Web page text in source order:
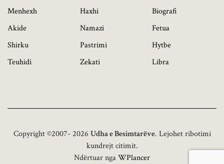
Menhexh
Akide
Shirku
Teuhidi
Haxhi
Namazi
Pastrimi
Zekati
Biografi
Fetua
Hytbe
Libra
Copyright ©2007- 2026 Udha e Besimtarëve. Lejohet ribotimi
kundrejt citimit.
Ndërtuar ngaWPlancer